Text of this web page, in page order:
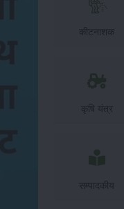
कीटनाशक
कृषि यंत्र
सम्पादकीय